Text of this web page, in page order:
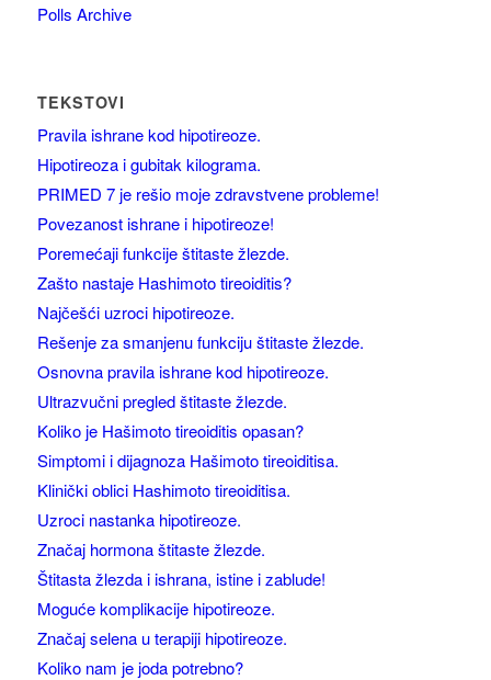
Polls Archive
TEKSTOVI
Pravila ishrane kod hipotireoze.
Hipotireoza i gubitak kilograma.
PRIMED 7 je rešio moje zdravstvene probleme!
Povezanost ishrane i hipotireoze!
Poremećaji funkcije štitaste žlezde.
Zašto nastaje Hashimoto tireoiditis?
Najčešći uzroci hipotireoze.
Rešenje za smanjenu funkciju štitaste žlezde.
Osnovna pravila ishrane kod hipotireoze.
Ultrazvučni pregled štitaste žlezde.
Koliko je Hašimoto tireoiditis opasan?
Simptomi i dijagnoza Hašimoto tireoiditisa.
Klinički oblici Hashimoto tireoiditisa.
Uzroci nastanka hipotireoze.
Značaj hormona štitaste žlezde.
Štitasta žlezda i ishrana, istine i zablude!
Moguće komplikacije hipotireoze.
Značaj selena u terapiji hipotireoze.
Koliko nam je joda potrebno?